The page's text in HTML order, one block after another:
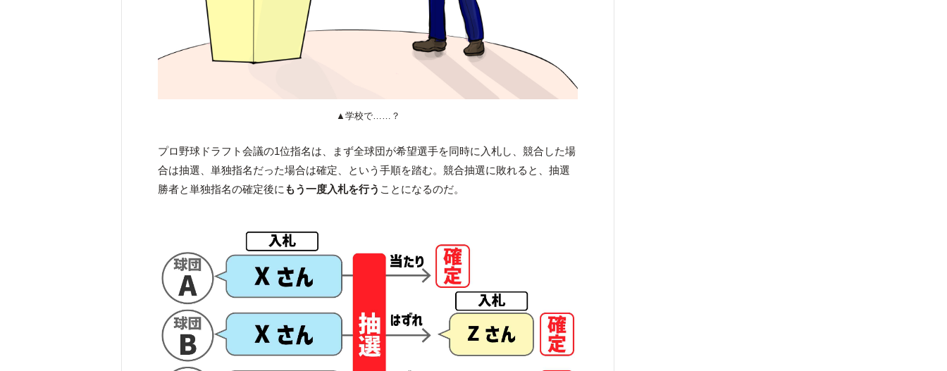
▲学校で……？
プロ野球ドラフト会議の1位指名は、まず全球団が希望選手を同時に入札し、競合した場
合は抽選、単独指名だった場合は確定、という手順を踏む。競合抽選に敗れると、抽選
勝者と単独指名の確定後に もう一度入札を行う ことになるのだ。